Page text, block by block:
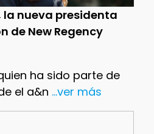
la nueva presidenta
de New Regency
ha sido parte de
el a&n ...ver más